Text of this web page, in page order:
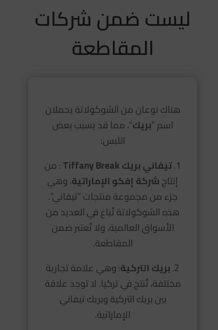
ليست ضمن شركات
المقاطعة
هناك نوعان من الشوكولاتة يحملان
اسم “بريك“، مما قد يسبب بعض
اللبس:
1. تيفاني بريك Tiffany Break
: من
إنتاجشركة إفكو الإماراتية، وهي
جزء من مجموعة منتجات “تيفاني”.
هذه الشوكولاتة تُباع في العديد من
الأسواق العالمية، ولا تُعتبر ضمن
المقاطعة.
2. بريك التركية: وهي علامة تجارية
مختلفة، تُنتج في تركيا. لا توجد علاقة
بين بريك التركية وبريك تيفاني
الإماراتية.